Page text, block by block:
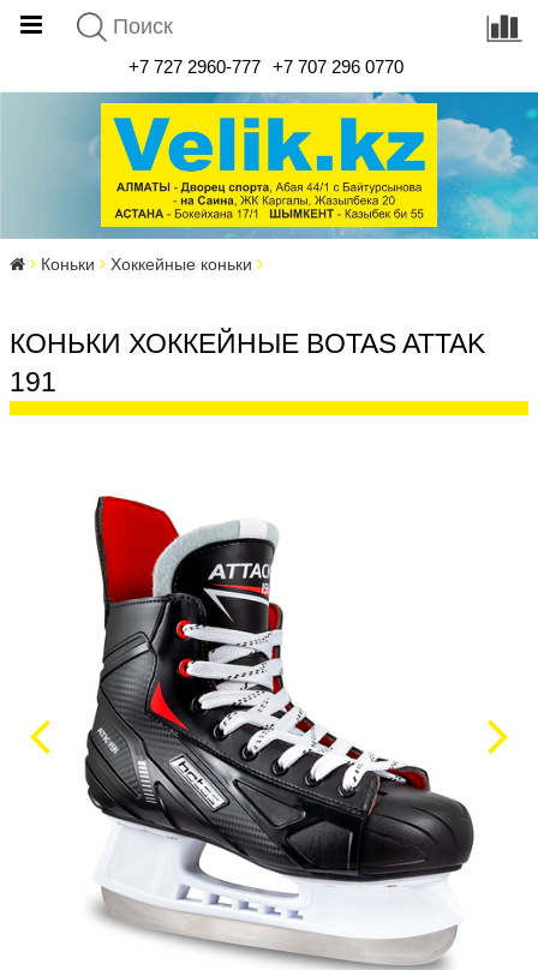
+7 727 2960-777 +7 707 296 0770
Коньки Хоккейные коньки
КОНЬКИ ХОККЕЙНЫЕ BOTAS ATTAK
191